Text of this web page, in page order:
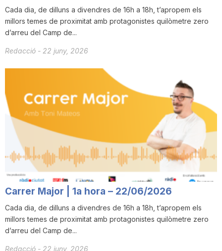
a
t
T
a
Cada dia, de dilluns a divendres de 16h a 18h, t’apropem els
millors temes de proximitat amb protagonistes quilòmetre zero
d’arreu del Camp de...
Redacció - 22 juny, 2026
Carrer Major | 1a hora – 22/06/2026
Cada dia, de dilluns a divendres de 16h a 18h, t’apropem els
millors temes de proximitat amb protagonistes quilòmetre zero
d’arreu del Camp de...
Redacció - 22 juny, 2026